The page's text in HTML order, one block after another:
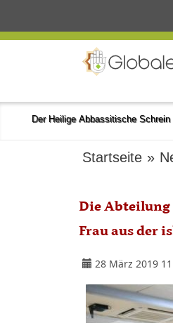
Der Heilige Abbassitische Schrein
Startseite »
Die
Frau aus der
28 März 2019